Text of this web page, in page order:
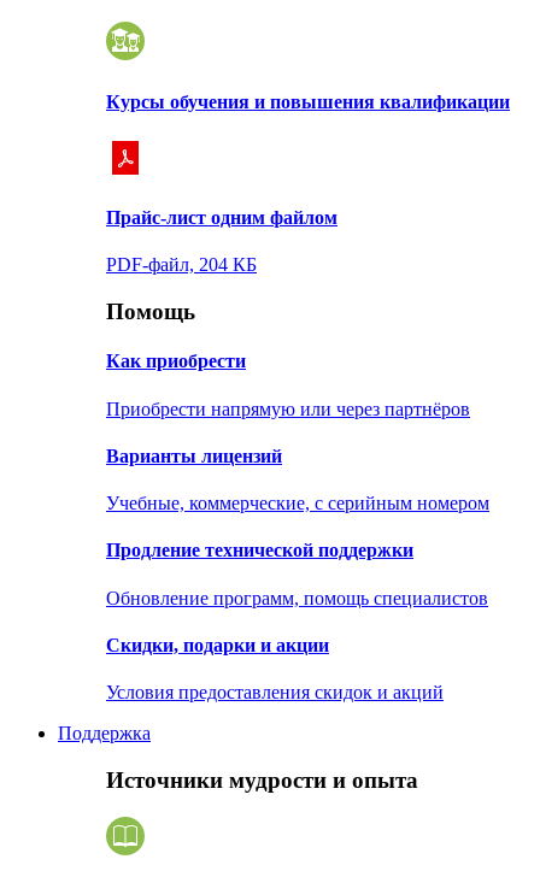
Курсы обучения и повышения квалификации
Прайс-лист одним файлом
PDF-файл, 204 КБ
Помощь
Как приобрести
Приобрести напрямую или через партнёров
Варианты лицензий
Учебные, коммерческие, с серийным номером
Продление технической поддержки
Обновление программ, помощь специалистов
Скидки, подарки и акции
Условия предоставления скидок и акций
Поддержка
Источники мудрости и опыта